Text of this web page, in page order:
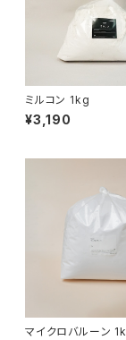
ミルコン 1kg
¥3,190
マイクロバルーン